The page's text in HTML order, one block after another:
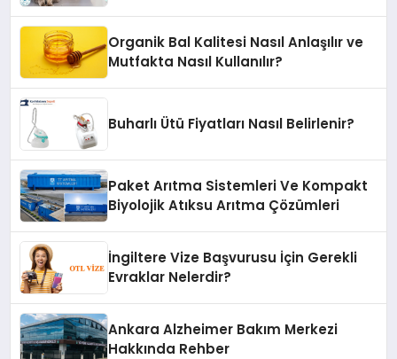
Organik Bal Kalitesi Nasıl Anlaşılır ve
Mutfakta Nasıl Kullanılır?
Buharlı Ütü Fiyatları Nasıl Belirlenir?
Paket Arıtma Sistemleri Ve Kompakt
Biyolojik Atıksu Arıtma Çözümleri
İngiltere Vize Başvurusu İçin Gerekli
Evraklar Nelerdir?
Ankara Alzheimer Bakım Merkezi
Hakkında Rehber